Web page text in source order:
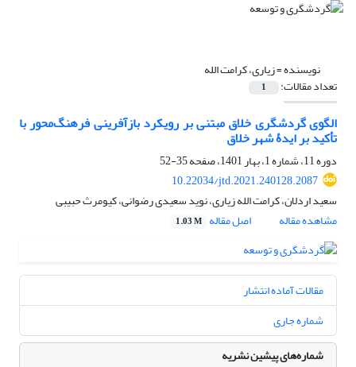
نویسنده =زیاری، کرامت الله
تعداد مقالات: 1
الگوی گردشگری خلاق مبتنی بر رویکرد بازآفرینی فرهنگ‌محور با
تأکید بر ایدۀ شهر خلاق
دوره 11، شماره 1، بهار 1401، صفحه
35-52
10.22034/jtd.2021.240128.2087
سعید اردلان، کرامت الله زیاری، نوید سعیدی رضوانی، کیومرث حبیبی
مشاهده مقاله
اصل مقاله 1.03 M
مقالات آماده انتشار
شماره جاری
شماره‌های پیشین نشریه